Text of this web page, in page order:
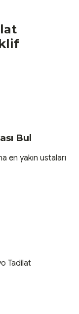
Bul
en yakın ustaları
Tadilat